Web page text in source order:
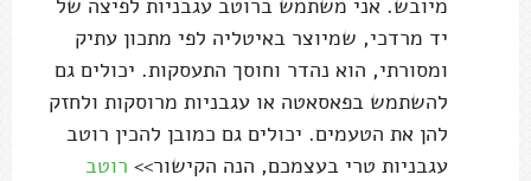
יד מרדכי, שמיוצר באיטליה לפי מתכון עתיק
ומסורתי, הוא נהדר וחוסך התעסקות. יכולים גם
להשתמש בפאסאטה או עגבניות מרוסקות ולחזק
להן את הטעמים. יכולים גם כמובן להכין רוטב
עגבניות טרי בעצמכם, הנה הקישור>> רוטב